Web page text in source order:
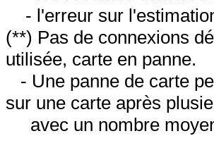
- l'erreur sur
(**) Pas de connexions
utilisée, carte en panne.
- Une panne de carte
sur une carte après
avec un nombre